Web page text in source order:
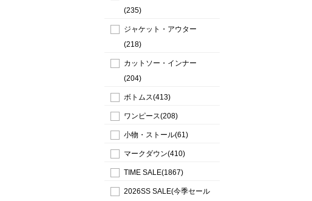
(235)
ジャケット・アウター
(218)
カットソー・インナー
(204)
ボトムス(413)
ワンピース(208)
小物・ストール(61)
マークダウン(410)
TIME SALE(1867)
2026SS SALE(今季セール